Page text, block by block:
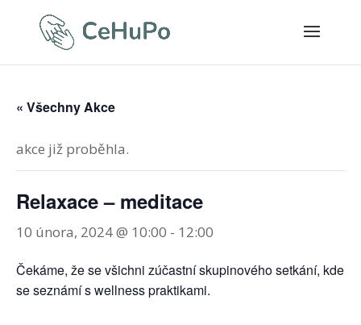
« Všechny Akce
akce již proběhla.
Relaxace – meditace
10 února, 2024 @ 10:00 - 12:00
Čekáme, že se všichni zúčastní skupinového setkání, kde
se seznámí s wellness praktikami.